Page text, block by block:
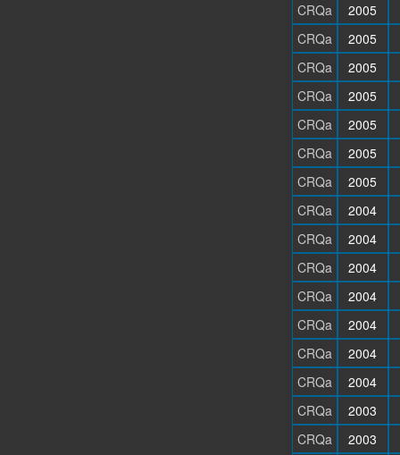
CRQa
2005
CRQa
2005
CRQa
2005
CRQa
2005
CRQa
2005
CRQa
2005
CRQa
2005
CRQa
2004
CRQa
2004
CRQa
2004
CRQa
2004
CRQa
2004
CRQa
2004
CRQa
2004
CRQa
2003
CRQa
2003